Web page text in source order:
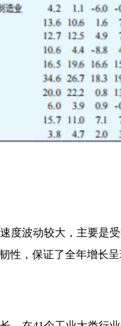
度波动较大，主要是
性，保证了全年增长